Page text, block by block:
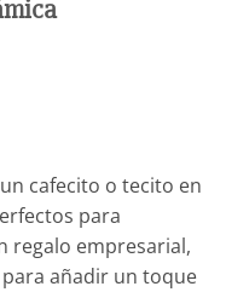
cafecito o tecito en
para
regalo empresarial,
añadir un toque